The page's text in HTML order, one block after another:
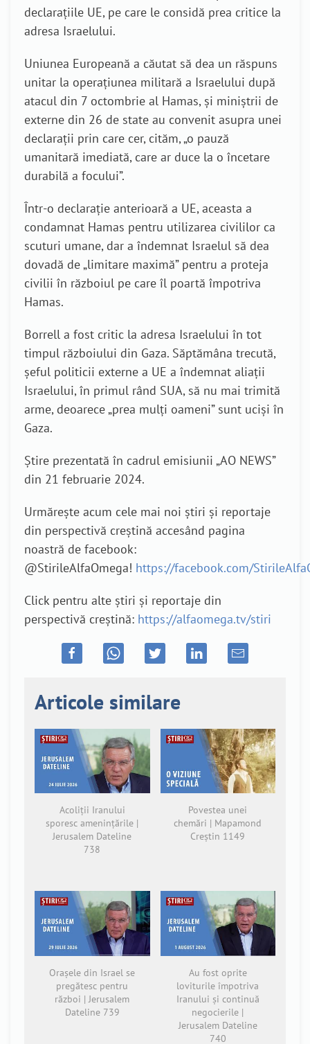
declarațiile UE, pe care le considă prea critice la
adresa Israelului.
Uniunea Europeană a căutat să dea un răspuns
unitar la operațiunea militară a Israelului după
atacul din 7 octombrie al Hamas, și miniștrii de
externe din 26 de state au convenit asupra unei
declarații prin care cer, cităm, „o pauză
umanitară imediată, care ar duce la o încetare
durabilă a focului”.
Într-o declarație anterioară a UE, aceasta a
condamnat Hamas pentru utilizarea civililor ca
scuturi umane, dar a îndemnat Israelul să dea
dovadă de „limitare maximă” pentru a proteja
civilii în războiul pe care îl poartă împotriva
Hamas.
Borrell a fost critic la adresa Israelului în tot
timpul războiului din Gaza. Săptămâna trecută,
șeful politicii externe a UE a îndemnat aliații
Israelului, în primul rând SUA, să nu mai trimită
arme, deoarece „prea mulți oameni” sunt uciși în
Gaza.
Știre prezentată în cadrul emisiunii „AO NEWS”
din 21 februarie 2024.
Urmărește acum cele mai noi știri și reportaje
din perspectivă creștină accesând pagina
noastră de facebook:
@StirileAlfaOmega! https://facebook.com/
Click pentru alte știri și reportaje din
perspectivă creștină: https://alfaomega.tv/stiri
Articole similare
Acoliții Iranului
sporesc amenințările |
Jerusalem Dateline
738
Povestea unei
chemări | Mapamond
Creștin 1149
Orașele din Israel se
pregătesc pentru
război | Jerusalem
Dateline 739
Au fost oprite
loviturile împotriva
Iranului și continuă
negocierile |
Jerusalem Dateline
740